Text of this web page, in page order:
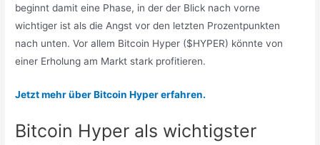
beginnt damit eine Phase, in der der Blick nach vorne
wichtiger ist als die Angst vor den letzten Prozentpunkten
nach unten. Vor allem Bitcoin Hyper ($HYPER) könnte von
einer Erholung am Markt stark profitieren.
Jetzt mehr über Bitcoin Hyper erfahren.
Bitcoin Hyper als wichtigster